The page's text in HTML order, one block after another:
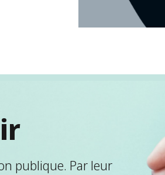
publique. Par leur